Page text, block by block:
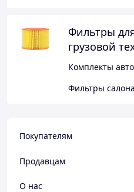
Фильтры
грузовой
Комплекты
Фильтры салона
Покупателям
Продавцам
О нас